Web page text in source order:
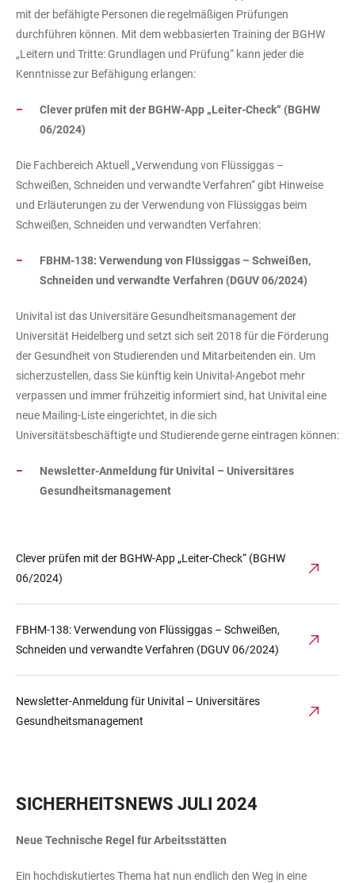
mit der befähigte Personen die regelmäßigen Prüfungen
durchführen können. Mit dem webbasierten Training der BGHW
„Leitern und Tritte: Grundlagen und Prüfung“ kann jeder die
Kenntnisse zur Befähigung erlangen:
Clever prüfen mit der BGHW-App „Leiter-Check“ (BGHW
06/2024)
Die Fachbereich Aktuell „Verwendung von Flüssiggas –
Schweißen, Schneiden und verwandte Verfahren“ gibt Hinweise
und Erläuterungen zu der Verwendung von Flüssiggas beim
Schweißen, Schneiden und verwandten Verfahren:
FBHM-138: Verwendung von Flüssiggas – Schweißen,
Schneiden und verwandte Verfahren (DGUV 06/2024)
Univital ist das Universitäre Gesundheitsmanagement der
Universität Heidelberg und setzt sich seit 2018 für die Förderung
der Gesundheit von Studierenden und Mitarbeitenden ein. Um
sicherzustellen, dass Sie künftig kein Univital-Angebot mehr
verpassen und immer frühzeitig informiert sind, hat Univital eine
neue Mailing-Liste eingerichtet, in die sich
Universitätsbeschäftigte und Studierende gerne eintragen können:
Newsletter-Anmeldung für Univital – Universitäres
Gesundheitsmanagement
Clever prüfen mit der BGHW-App „Leiter-Check“ (BGHW
06/2024)
FBHM-138: Verwendung von Flüssiggas – Schweißen,
Schneiden und verwandte Verfahren (DGUV 06/2024)
Newsletter-Anmeldung für Univital – Universitäres
Gesundheitsmanagement
SICHERHEITSNEWS JULI 2024
Neue Technische Regel für Arbeitsstätten
Ein hochdiskutiertes Thema hat nun endlich den Weg in eine